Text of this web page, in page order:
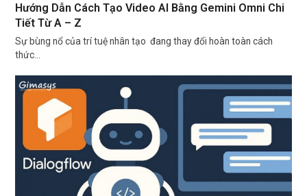
Hướng Dẫn Cách Tạo Video AI Bằng Gemini Omni Chi
Tiết Từ A – Z
Sự bùng nổ của trí tuệ nhân tạo đang thay đổi hoàn toàn cách
thức…